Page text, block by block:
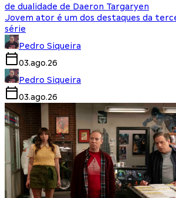
de dualidade de Daeron Targaryen
Jovem ator é um dos destaques da
série
Pedro Siqueira
03.ago.26
Pedro Siqueira
03.ago.26